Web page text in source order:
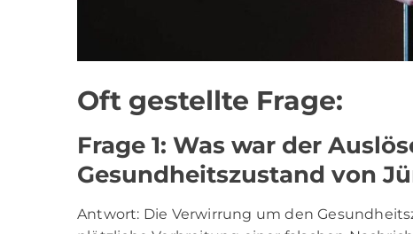
Oft gestellte Frage:
Frage 1: Was war der
Gesundheitszustand von
Antwort: Die Verwirrung um den